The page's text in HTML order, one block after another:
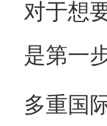
对于想
是第一
多重国